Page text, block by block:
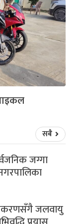
सबै
जग्गा
जलवायु